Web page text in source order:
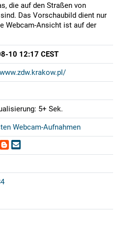
die auf den Straßen von
Das Vorschaubild dient nur
Webcam-Ansicht ist auf der
10 12:17 CEST
5+ Sek.
Webcam-Aufnahmen